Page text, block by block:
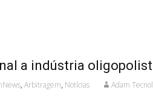
a indústria
, Arbitragem, Notícias Adam